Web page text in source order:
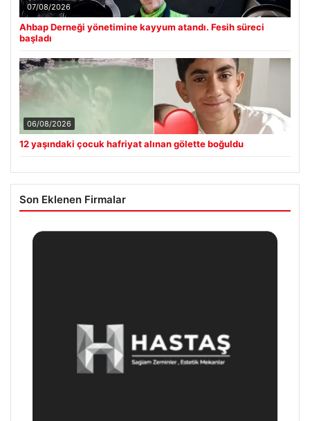
07/08/2026
Ahbap Derneği yönetimine kayyum atandı. Fesih süreci
başladı
06/08/2026
12 yaşındaki çocuk hafriyat alınan gölette boğuldu
Son Eklenen Firmalar